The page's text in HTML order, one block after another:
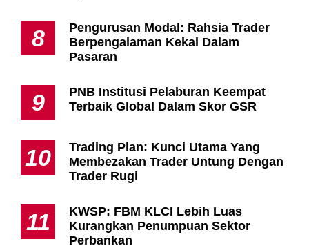
8
Pengurusan Modal: Rahsia Trader
Berpengalaman Kekal Dalam
Pasaran
9
PNB Institusi Pelaburan Keempat
Terbaik Global Dalam Skor GSR
10
Trading Plan: Kunci Utama Yang
Membezakan Trader Untung Dengan
Trader Rugi
11
KWSP: FBM KLCI Lebih Luas
Kurangkan Penumpuan Sektor
Perbankan